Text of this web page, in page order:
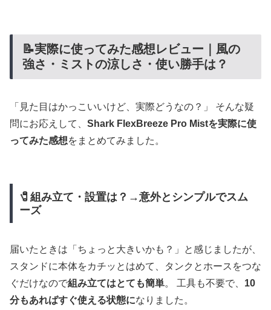
📝実際に使ってみた感想レビュー｜風の
強さ・ミストの涼しさ・使い勝手は？
「見た目はかっこいいけど、実際どうなの？」 そんな疑
問にお応えして、 Shark FlexBreeze Pro Mistを実際に使
ってみた感想をまとめてみました。
🧷組み立て・設置は？→意外とシンプルでスム
ーズ
届いたときは「ちょっと大きいかも？」と感じましたが、
スタンドに本体をカチッとはめて、タンクとホースをつな
ぐだけなので組み立てはとても簡単。 工具も不要で、 10
分もあればすぐ使える状態になりました。